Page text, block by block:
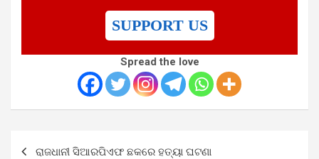
SUPPORT US
Spread the love
ରାଜଧାନୀ ସିଆରପିଏଫ ଛକରେ ହତ୍ୟା ଘଟଣା